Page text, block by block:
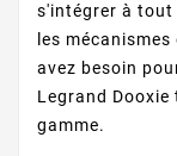
s'intégrer à tout
les
avez besoin
Legrand
gamme.